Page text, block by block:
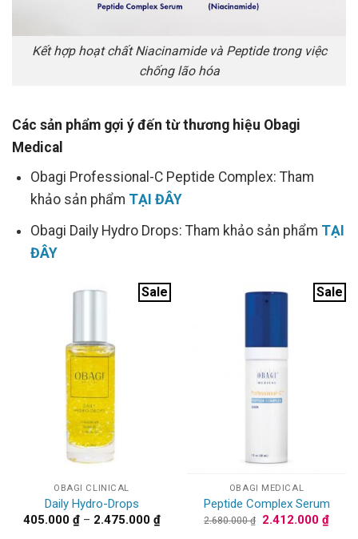
Kết hợp hoạt chất Niacinamide và Peptide trong việc
chống lão hóa
Các sản phẩm gợi ý đến từ thương hiệu Obagi
Medical
Obagi Professional-C Peptide Complex: Tham
khảo sản phẩm TẠI ĐÂY
Obagi Daily Hydro Drops: Tham khảo sản phẩm TẠI
ĐÂY
Sale
OBAGI CLINICAL
Daily Hydro-Drops
405.000 ₫ – 2.475.000 ₫Khoảng
giá:
Sale
OBAGI MEDICAL
Peptide Complex Serum
2.680.000₫ Giá
2.412.000 ₫Giá
hiện